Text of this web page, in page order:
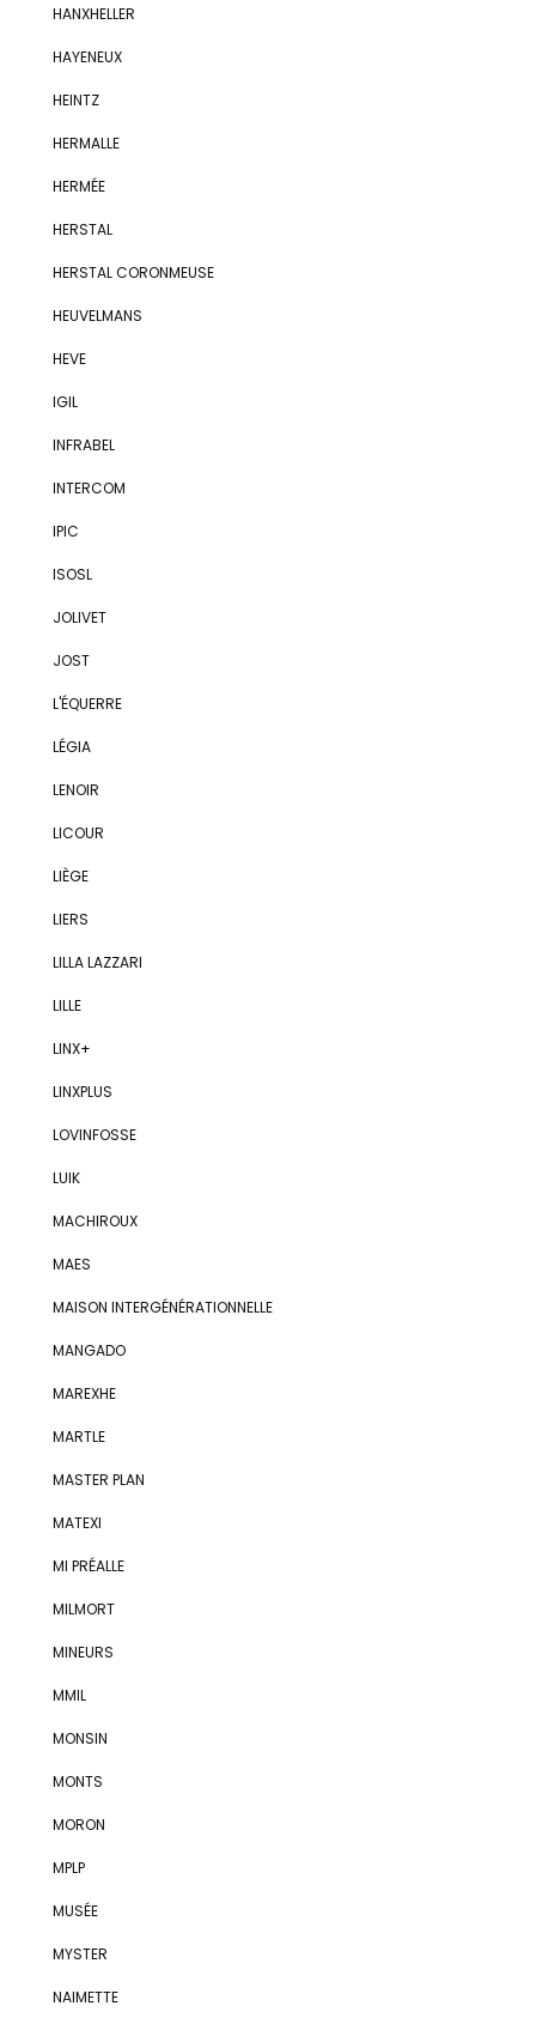
HANXHELLER
HAYENEUX
HEINTZ
HERMALLE
HERMÉE
HERSTAL
HERSTAL CORONMEUSE
HEUVELMANS
HEVE
IGIL
INFRABEL
INTERCOM
IPIC
ISOSL
JOLIVET
JOST
L'ÉQUERRE
LÉGIA
LENOIR
LICOUR
LIÈGE
LIERS
LILLA LAZZARI
LILLE
LINX+
LINXPLUS
LOVINFOSSE
LUIK
MACHIROUX
MAES
MAISON INTERGÉNÉRATIONNELLE
MANGADO
MAREXHE
MARTLE
MASTER PLAN
MATEXI
MI PRÉALLE
MILMORT
MINEURS
MMIL
MONSIN
MONTS
MORON
MPLP
MUSÉE
MYSTER
NAIMETTE